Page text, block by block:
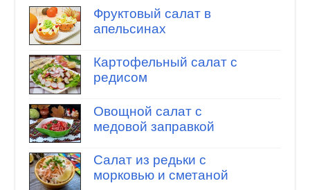
Фруктовый салат в
апельсинах
Картофельный салат с
редисом
Овощной салат с
медовой заправкой
Салат из редьки с
морковью и сметаной